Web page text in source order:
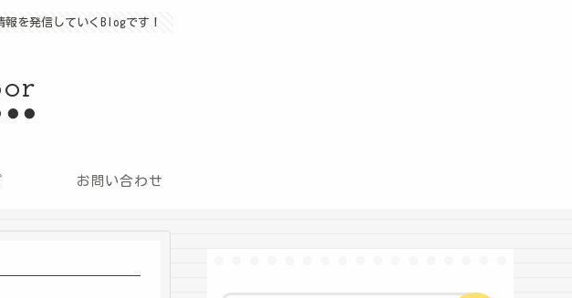
を発信していくBlogです！
お問い合わせ